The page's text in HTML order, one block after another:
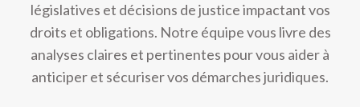
législatives et décisions de justice impactant vos
droits et obligations. Notre équipe vous livre des
analyses claires et pertinentes pour vous aider à
anticiper et sécuriser vos démarches juridiques.